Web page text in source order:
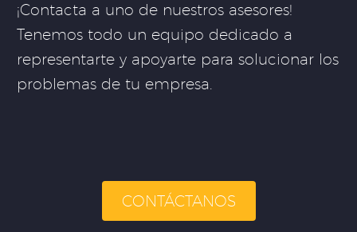
¡Contacta a uno de nuestros asesores!
Tenemos todo un equipo dedicado a
representarte y apoyarte para solucionar los
problemas de tu empresa.
CONTÁCTANOS